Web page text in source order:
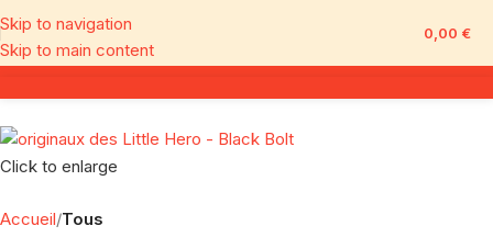
Skip to navigation
Skip to main content
0,00 €
Click to enlarge
Accueil Tous